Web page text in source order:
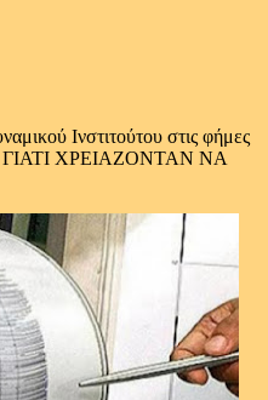
Ινστιτούτου στις φήμες
( ΓΙΑΤΙ ΧΡΕΙΑΖΟΝΤΑΝ ΝΑ